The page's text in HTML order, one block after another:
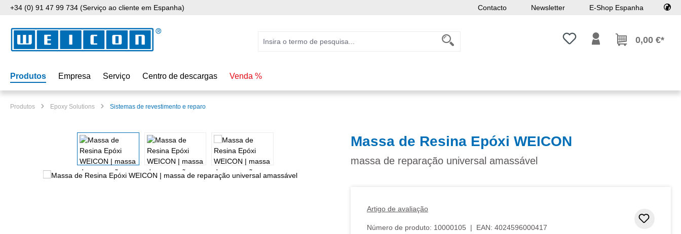
o conteúdo principal
Saltar para a pesquisa
Saltar para a navegação principal
+34 (0) 91 47 99 734 (Serviço ao cliente em Espanha) Contacto Newsletter E-Shop Espanha
Tem 0 itens da lista de desejos
0,00 €*
Produtos Empresa Serviço Centro de descargas Venda %
Produtos Epoxy Solutions Sistemas de revestimento e reparo
Ignorar galeria de imagens Massa de Resina Epóxi WEICON
massa de reparação universal amassável
Artigo de avaliação
Número de produto: 10000105 | EAN: 4024596000417